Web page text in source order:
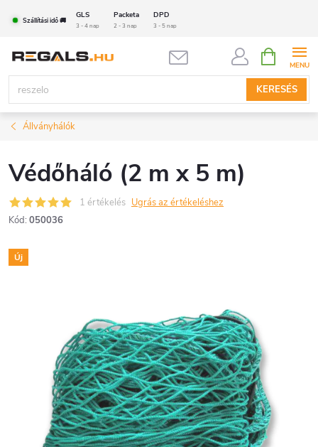
tartalomhoz
Szállítási idő 🚚
GLS Packeta DPD
3 - 4 nap 2 - 3 nap 3 - 5 nap
KERESÉS
KOSÁR
Állványhálók
Védőháló (2 m x 5 m)
1 értékelés Ugrás az értékeléshez
Kód: 050036
Új